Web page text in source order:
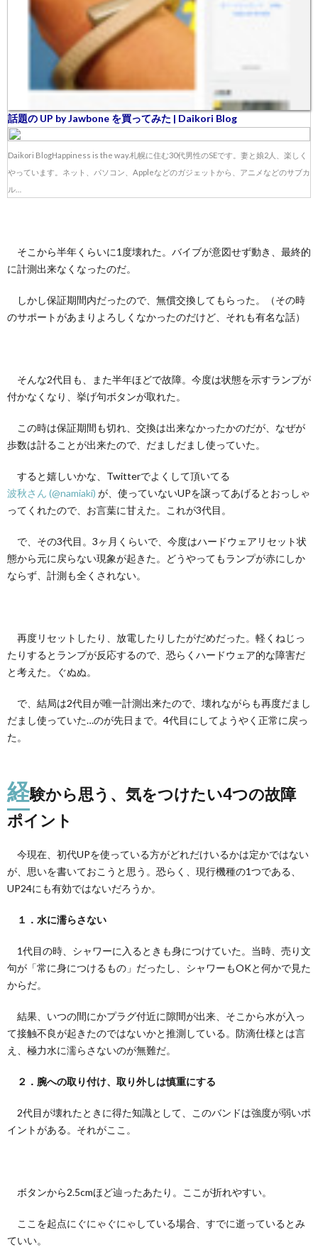
話題の UP by Jawbone を買ってみた | Daikori Blog
Daikori BlogHappiness is the way.札幌に住む30代男性のSEです。妻と娘2人、楽しく
やっています。ネット、パソコン、Appleなどのガジェットから、アニメなどのサブカ
ル…
そこから半年くらいに1度壊れた。バイブが意図せず動き、最終的
に計測出来なくなったのだ。
しかし保証期間内だったので、無償交換してもらった。（その時
のサポートがあまりよろしくなかったのだけど、それも有名な話）
そんな2代目も、また半年ほどで故障。今度は状態を示すランプが
付かなくなり、挙げ句ボタンが取れた。
この時は保証期間も切れ、交換は出来なかったかのだが、なぜが
歩数は計ることが出来たので、だましだまし使っていた。
すると嬉しいかな、Twitterでよくして頂いてる
波秋さん (@namiaki) が、使っていないUPを譲ってあげるとおっしゃ
ってくれたので、お言葉に甘えた。これが3代目。
で、その3代目。3ヶ月くらいで、今度はハードウェアリセット状
態から元に戻らない現象が起きた。どうやってもランプが赤にしか
ならず、計測も全くされない。
再度リセットしたり、放電したりしたがだめだった。軽くねじっ
たりするとランプが反応するので、恐らくハードウェア的な障害だ
と考えた。ぐぬぬ。
で、結局は2代目が唯一計測出来たので、壊れながらも再度だまし
だまし使っていた…のが先日まで。4代目にしてようやく正常に戻っ
た。
経験から思う、気をつけたい4つの故障
ポイント
今現在、初代UPを使っている方がどれだけいるかは定かではない
が、思いを書いておこうと思う。恐らく、現行機種の1つである、
UP24にも有効ではないだろうか。
１．水に濡らさない
1代目の時、シャワーに入るときも身につけていた。当時、売り文
句が「常に身につけるもの」だったし、シャワーもOKと何かで見た
からだ。
結果、いつの間にかプラグ付近に隙間が出来、そこから水が入っ
て接触不良が起きたのではないかと推測している。防滴仕様とは言
え、極力水に濡らさないのが無難だ。
２．腕への取り付け、取り外しは慎重にする
2代目が壊れたときに得た知識として、このバンドは強度が弱いポ
イントがある。それがここ。
ボタンから2.5cmほど辿ったあたり。ここが折れやすい。
ここを起点にぐにゃぐにゃしている場合、すでに逝っているとみ
ていい。